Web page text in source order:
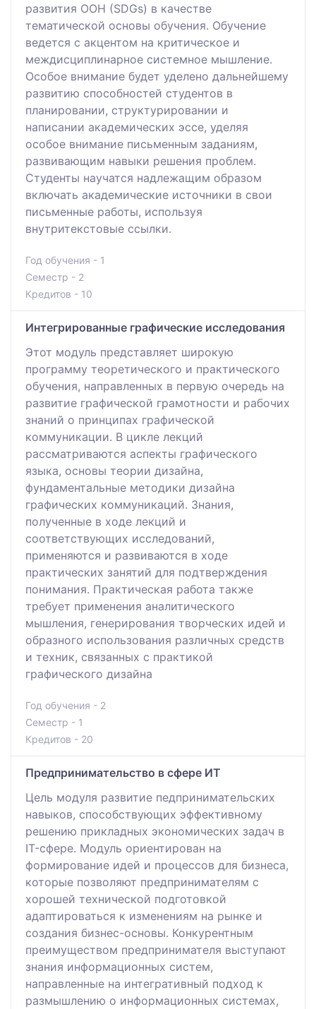
развития ООН (SDGs) в качестве
тематической основы обучения. Обучение
ведется с акцентом на критическое и
междисциплинарное системное мышление.
Особое внимание будет уделено дальнейшему
развитию способностей студентов в
планировании, структурировании и
написании академических эссе, уделяя
особое внимание письменным заданиям,
развивающим навыки решения проблем.
Студенты научатся надлежащим образом
включать академические источники в свои
письменные работы, используя
внутритекстовые ссылки.
Год обучения - 1
Семестр - 2
Кредитов - 10
Интегрированные графические исследования
Этот модуль представляет широкую
программу теоретического и практического
обучения, направленных в первую очередь на
развитие графической грамотности и рабочих
знаний о принципах графической
коммуникации. В цикле лекций
рассматриваются аспекты графического
языка, основы теории дизайна,
фундаментальные методики дизайна
графических коммуникаций. Знания,
полученные в ходе лекций и
соответствующих исследований,
применяются и развиваются в ходе
практических занятий для подтверждения
понимания. Практическая работа также
требует применения аналитического
мышления, генерирования творческих идей и
образного использования различных средств
и техник, связанных с практикой
графического дизайна
Год обучения - 2
Семестр - 1
Кредитов - 20
Предпринимательство в сфере ИТ
Цель модуля развитие педпринимательских
навыков, способствующих эффективному
решению прикладных экономических задач в
IT-сфере. Модуль ориентирован на
формирование идей и процессов для бизнеса,
которые позволяют предпринимателям с
хорошей технической подготовкой
адаптироваться к изменениям на рынке и
создания бизнес-основы. Конкурентным
преимуществом предпринимателя выступают
знания информационных систем,
направленные на интегративный подход к
размышлению о информационных системах,